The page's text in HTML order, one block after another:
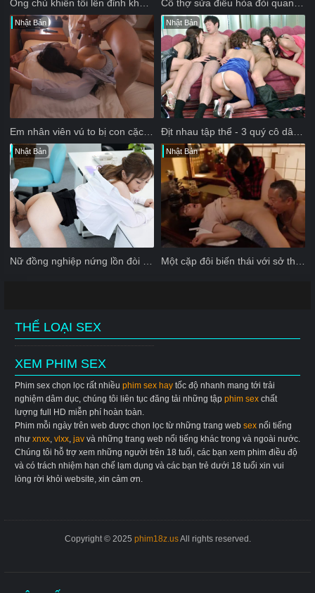
Nhật Bản
Em nhân viên vú to bị con cặc bự của sếp chinh phục
Nhật Bản
Địt nhau tập thể - 3 quý cô dâm đãng
Nhật Bản Nhật Bản
THỂ LOẠI SEX
XEM PHIM SEX
Phim sex chọn lọc rất nhiều phim sex hay tốc độ nhanh mang tới trải
nghiệm dâm dục, chúng tôi liên tục đăng tải những tập phim sex chất
lượng full HD miễn phí hoàn toàn.
Phim mỗi ngày trên web được chọn lọc từ những trang web sex nổi tiếng
như xnxx, vlxx, jav và những trang web nổi tiếng khác trong và ngoài nước.
Chúng tôi hỗ trợ xem những người trên 18 tuổi, các bạn xem phim điều độ
và có trách nhiệm hạn chế lạm dụng và các bạn trẻ dưới 18 tuổi xin vui
lòng rời khỏi website, xin cảm ơn.
Copyright © 2025 phim18z.usAll rights reserved.